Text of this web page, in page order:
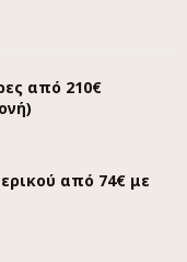
από 210€
από 74€ με